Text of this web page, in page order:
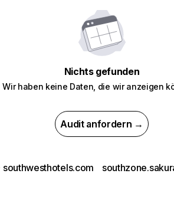
Nichts gefunden
Wir haben keine Daten, die wir anzeigen
Audit anfordern →
southwesthotels.com